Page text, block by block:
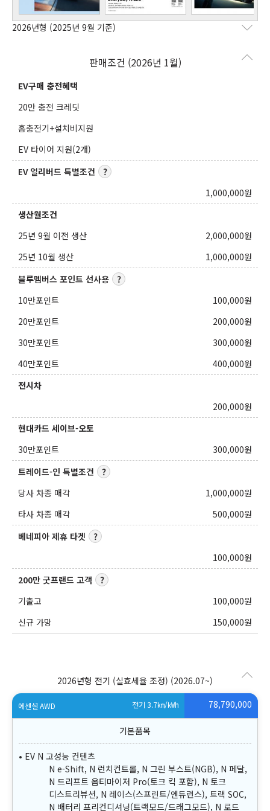
2026년형 (2025년 9월 기준)
판매조건 (2026년 1월)
EV구매 충전혜택
20만 충전 크레딧
홈충전기+설치비지원
EV 타이어 지원(2개)
EV 얼리버드 특별조건
1,000,000원
생산월조건
25년 9월 이전 생산
2,000,000원
25년 10월 생산
1,000,000원
블루멤버스 포인트 선사용
10만포인트
100,000원
20만포인트
200,000원
30만포인트
300,000원
40만포인트
400,000원
전시차
200,000원
현대카드 세이브-오토
30만포인트
300,000원
트레이드-인 특별조건
당사 차종 매각
1,000,000원
타사 차종 매각
500,000원
베네피아 제휴 타겟
100,000원
200만 굿프랜드 고객
기출고
100,000원
신규 가망
150,000원
2026년형 전기 (실효세율 조정) (2026.07~)
에센셜 AWD 전기 3.7㎞/㎾h 78,790,000
EV N 고성능 컨텐츠
N e-Shift, N 런치컨트롤, N 그린 부스트(NGB), N 페달,
N 드리프트 옵티마이저 Pro(토크 킥 포함), N 토크
디스트리뷰션, N 레이스(스프린트/엔듀런스), 트랙 SOC,
N 배터리 프리컨디셔닝(트랙모드/드래그모드), N 로드